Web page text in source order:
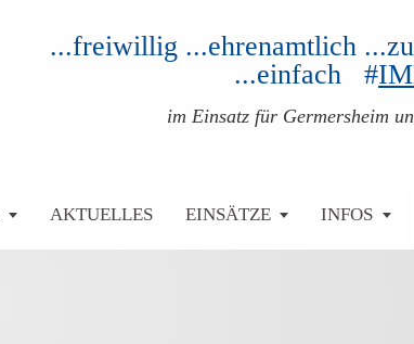
...freiwillig ...ehrenamtlich
...einfach #
im Einsatz für Germersheim
AKTUELLES EINSÄTZE INFOS